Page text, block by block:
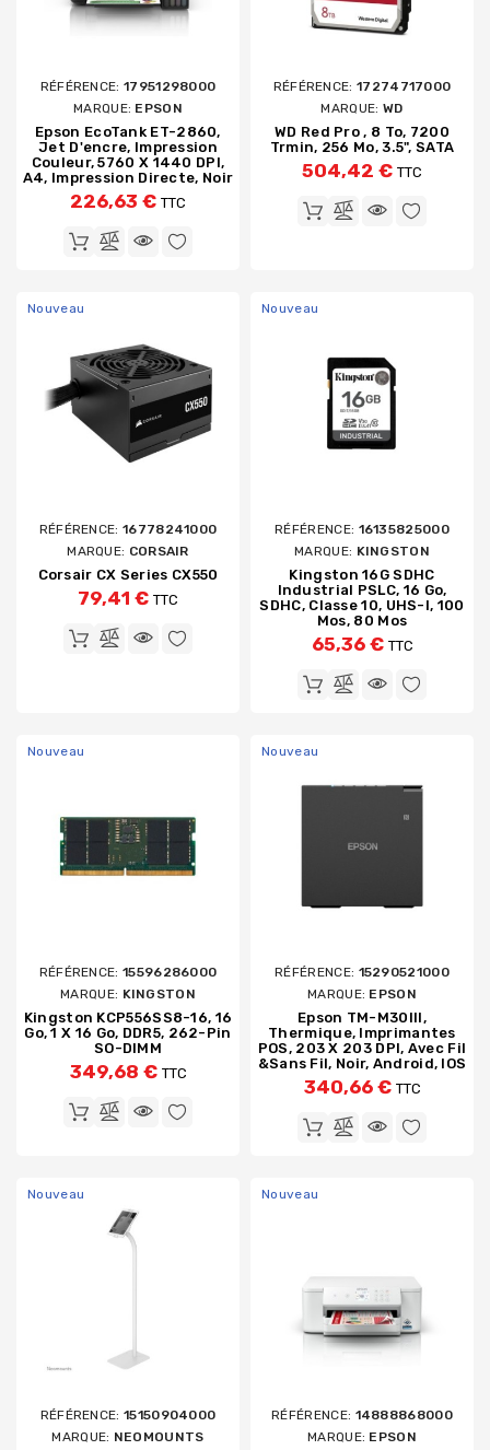
RÉFÉRENCE: 17951298000
MARQUE: EPSON
Epson EcoTank ET-2860,
Jet D'encre, Impression
Couleur, 5760 X 1440 DPI,
A4, Impression Directe, Noir
226,63 € TTC
RÉFÉRENCE: 17274717000
MARQUE: WD
WD Red Pro , 8 To, 7200
Trmin, 256 Mo, 3.5", SATA
504,42 € TTC
Nouveau
RÉFÉRENCE: 16778241000
MARQUE: CORSAIR
Corsair CX Series CX550
79,41 € TTC
Nouveau
RÉFÉRENCE: 16135825000
MARQUE: KINGSTON
Kingston 16G SDHC
Industrial PSLC, 16 Go,
SDHC, Classe 10, UHS-I, 100
Mos, 80 Mos
65,36 € TTC
Nouveau
RÉFÉRENCE: 15596286000
MARQUE: KINGSTON
Kingston KCP556SS8-16, 16
Go, 1 X 16 Go, DDR5, 262-Pin
SO-DIMM
349,68 € TTC
Nouveau
RÉFÉRENCE: 15290521000
MARQUE: EPSON
Epson TM-M30III,
Thermique, Imprimantes
POS, 203 X 203 DPI, Avec Fil
&sans Fil, Noir, Android, IOS
340,66 € TTC
Nouveau
RÉFÉRENCE: 15150904000
MARQUE: NEOMOUNTS
Nouveau
RÉFÉRENCE: 14888868000
MARQUE: EPSON